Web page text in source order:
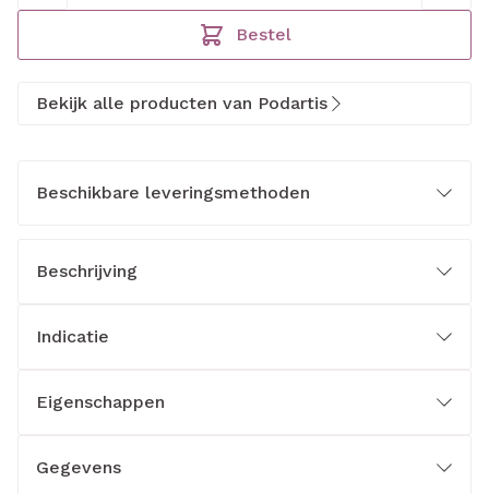
Bestel
Bekijk alle producten van Podartis
Beschikbare leveringsmethoden
Beschrijving
Indicatie
Eigenschappen
Gegevens